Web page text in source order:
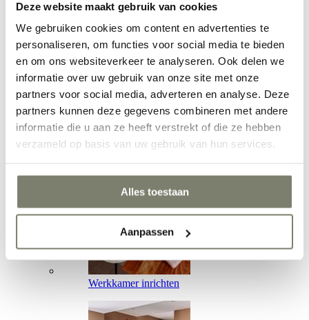
Deze website maakt gebruik van cookies
We gebruiken cookies om content en advertenties te
personaliseren, om functies voor social media te bieden
en om ons websiteverkeer te analyseren. Ook delen we
informatie over uw gebruik van onze site met onze
partners voor social media, adverteren en analyse. Deze
partners kunnen deze gegevens combineren met andere
informatie die u aan ze heeft verstrekt of die ze hebben
verzameld op basis van uw gebruik van hun services.
Alles toestaan
Aanpassen
Eetkamer inrichten
Werkkamer inrichten